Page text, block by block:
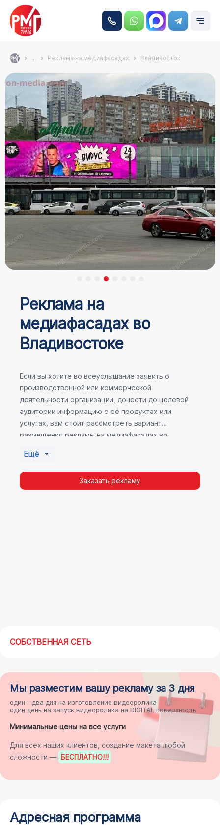
... Реклама на медиафасадах Владивосток
Реклама на
медиафасадах во
Владивостоке
Если вы хотите во всеуслышание заявить о
производственной или коммерческой
деятельности организации, донести до целевой
аудитории информацию о её продуктах или
услугах, вам стоит рассмотреть вариант
размещения рекламы на медиафасадах во
специалисты ООО «Регион Медиа Групп».
Ещё
Заказать рекламу
СОБСТВЕННАЯ СЕТЬ
Мы разместим вашу рекламуза 3 дня
один - два дня на изготовление видеоролика
один день на запуск видеоролика на DIGITAL поверхность
Минимальные цены на все услуги
Для всех наших клиентов, создание макета любой
сложности — БЕСПЛАТНО!!!
Адресная программа